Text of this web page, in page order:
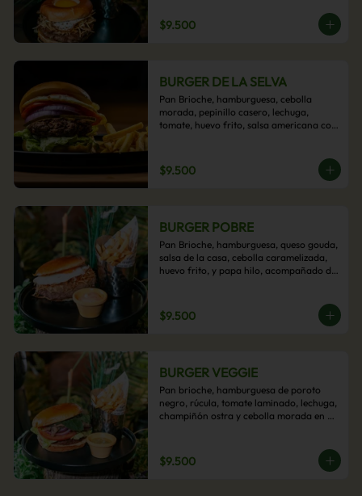
$9.500
BURGER DE LA SELVA
Pan Brioche, hamburguesa, cebolla
morada, pepinillo casero, lechuga,
tomate, huevo frito, salsa americana con
$9.500
BURGER POBRE
Pan Brioche, hamburguesa, queso gouda,
salsa de la casa, cebolla caramelizada,
huevo frito, y papa hilo, acompañado de
$9.500
BURGER VEGGIE
Pan brioche, hamburguesa de poroto
negro, rúcula, tomate laminado, lechuga,
champiñón ostra y cebolla morada en
$9.500